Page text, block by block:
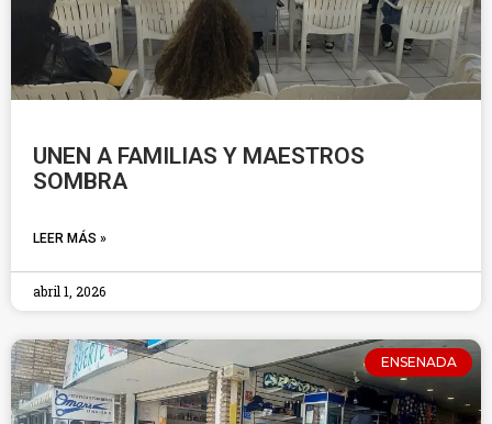
UNEN A FAMILIAS Y MAESTROS
SOMBRA
LEER MÁS »
abril 1, 2026
ENSENADA